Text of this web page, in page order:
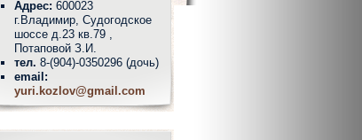
Адрес: 600023
г.Владимир, Судогодское
шоссе д.23 кв.79 ,
Потаповой З.И.
тел. 8-(904)-0350296 (дочь)
email:
yuri.kozlov@gmail.com